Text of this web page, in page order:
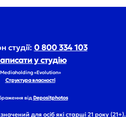
студії: 0 800 334 103
у студію
Mediaholding «Evolution»
Структура власності
від Depositphotos
для осіб які старші 21 року (21+).